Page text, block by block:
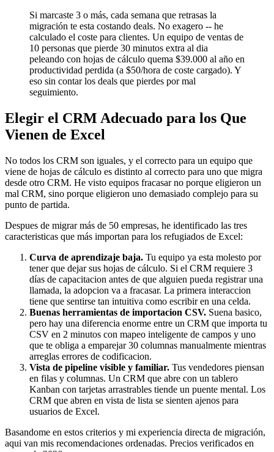
Si marcaste 3 o más, cada semana que retrasas la
migración te esta costando deals. No exagero -- he
calculado el coste para clientes. Un equipo de ventas de
10 personas que pierde 30 minutos extra al dia
peleando con hojas de cálculo quema $39.000 al año en
productividad perdida (a $50/hora de coste cargado). Y
eso sin contar los deals que pierdes por mal
seguimiento.
Elegir el CRM Adecuado para los Que
Vienen de Excel
No todos los CRM son iguales, y el correcto para un equipo que
viene de hojas de cálculo es distinto al correcto para uno que migra
desde otro CRM. He visto equipos fracasar no porque eligieron un
mal CRM, sino porque eligieron uno demasiado complejo para su
punto de partida.
Despues de migrar más de 50 empresas, he identificado las tres
caracteristicas que más importan para los refugiados de Excel:
Curva de aprendizaje baja. Tu equipo ya esta molesto por
tener que dejar sus hojas de cálculo. Si el CRM requiere 3
días de capacitacion antes de que alguien pueda registrar una
llamada, la adopcion va a fracasar. La primera interaccion
tiene que sentirse tan intuitiva como escribir en una celda.
Buenas herramientas de importacion CSV. Suena basico,
pero hay una diferencia enorme entre un CRM que importa tu
CSV en 2 minutos con mapeo inteligente de campos y uno
que te obliga a emparejar 30 columnas manualmente mientras
arreglas errores de codificacion.
Vista de pipeline visible y familiar. Tus vendedores piensan
en filas y columnas. Un CRM que abre con un tablero
Kanban con tarjetas arrastrables tiende un puente mental. Los
CRM que abren en vista de lista se sienten ajenos para
usuarios de Excel.
Basandome en estos criterios y mi experiencia directa de migración,
aqui van mis recomendaciones ordenadas. Precios verificados en